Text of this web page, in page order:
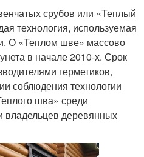
срубов или «Теплый
технология, используемая
О «Теплом шве» массово
в начале 2010-х. Срок
герметиков,
соблюдения технологии
шва» среди
владельцев деревянных